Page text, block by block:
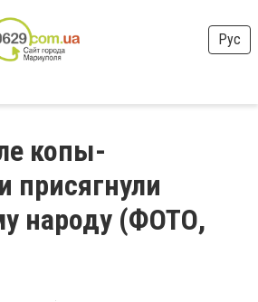
Рус
копы-
присягнули
народу (ФОТО,